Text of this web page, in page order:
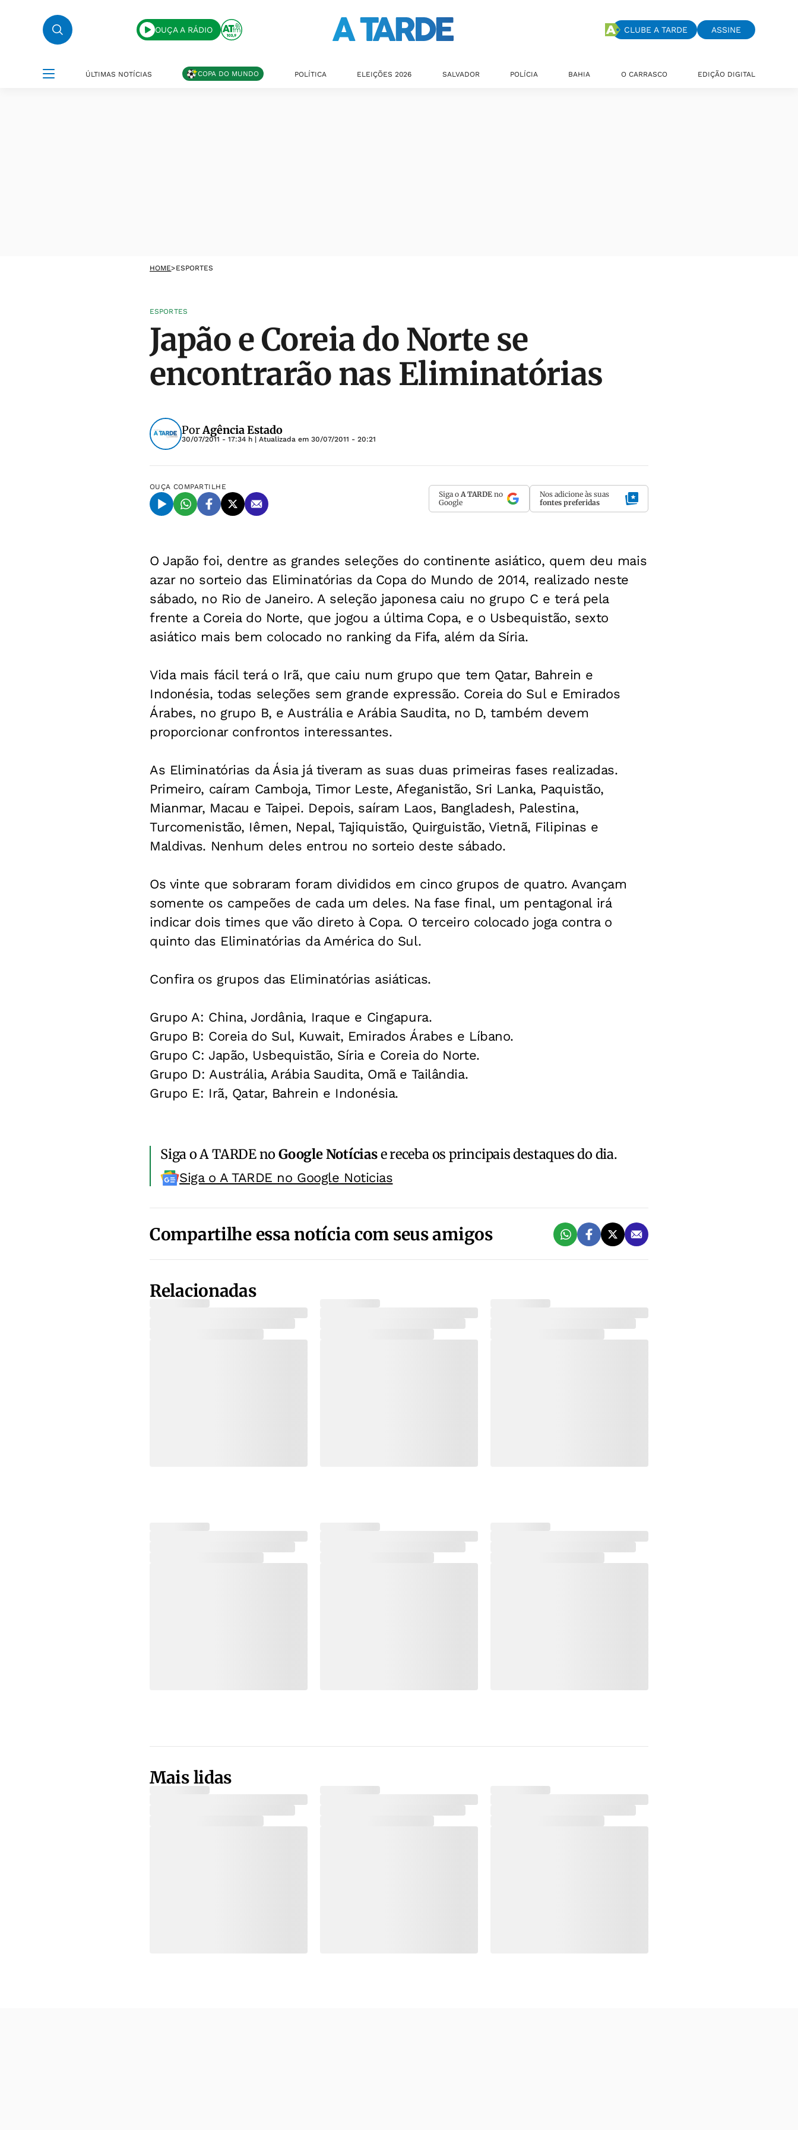
OUÇA A RÁDIO CLUBE A TARDE ASSINE
ÚLTIMAS NOTÍCIAS COPA DO MUNDO POLÍTICA ELEIÇÕES 2026 SALVADOR POLÍCIA BAHIA O CARRASCO EDIÇÃO DIGITAL
HOME>ESPORTES
ESPORTES
Japão e Coreia do Norte se
encontrarão nas Eliminatórias
PorAgência Estado
30/07/2011 - 17:34 h | Atualizada em 30/07/2011 - 20:21
OUÇA COMPARTILHE
Siga o A TARDE no
Google
Nos adicione às suas
fontes preferidas
O Japão foi, dentre as grandes seleções do continente asiático, quem deu mais
azar no sorteio das Eliminatórias da Copa do Mundo de 2014, realizado neste
sábado, no Rio de Janeiro. A seleção japonesa caiu no grupo C e terá pela
frente a Coreia do Norte, que jogou a última Copa, e o Usbequistão, sexto
asiático mais bem colocado no ranking da Fifa, além da Síria.
Vida mais fácil terá o Irã, que caiu num grupo que tem Qatar, Bahrein e
Indonésia, todas seleções sem grande expressão. Coreia do Sul e Emirados
Árabes, no grupo B, e Austrália e Arábia Saudita, no D, também devem
proporcionar confrontos interessantes.
As Eliminatórias da Ásia já tiveram as suas duas primeiras fases realizadas.
Primeiro, caíram Camboja, Timor Leste, Afeganistão, Sri Lanka, Paquistão,
Mianmar, Macau e Taipei. Depois, saíram Laos, Bangladesh, Palestina,
Turcomenistão, Iêmen, Nepal, Tajiquistão, Quirguistão, Vietnã, Filipinas e
Maldivas. Nenhum deles entrou no sorteio deste sábado.
Os vinte que sobraram foram divididos em cinco grupos de quatro. Avançam
somente os campeões de cada um deles. Na fase final, um pentagonal irá
indicar dois times que vão direto à Copa. O terceiro colocado joga contra o
quinto das Eliminatórias da América do Sul.
Confira os grupos das Eliminatórias asiáticas.
Grupo A: China, Jordânia, Iraque e Cingapura.
Grupo B: Coreia do Sul, Kuwait, Emirados Árabes e Líbano.
Grupo C: Japão, Usbequistão, Síria e Coreia do Norte.
Grupo D: Austrália, Arábia Saudita, Omã e Tailândia.
Grupo E: Irã, Qatar, Bahrein e Indonésia.
Siga o A TARDE noGoogle Notíciase receba os principais destaques do dia.
Siga o A TARDE no Google Noticias
Compartilhe essa notícia com seus amigos
Relacionadas
Mais lidas